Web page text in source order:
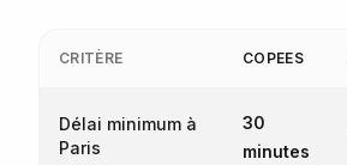
CRITÈRE COPEES
Délai minimum à
Paris
30
minutes